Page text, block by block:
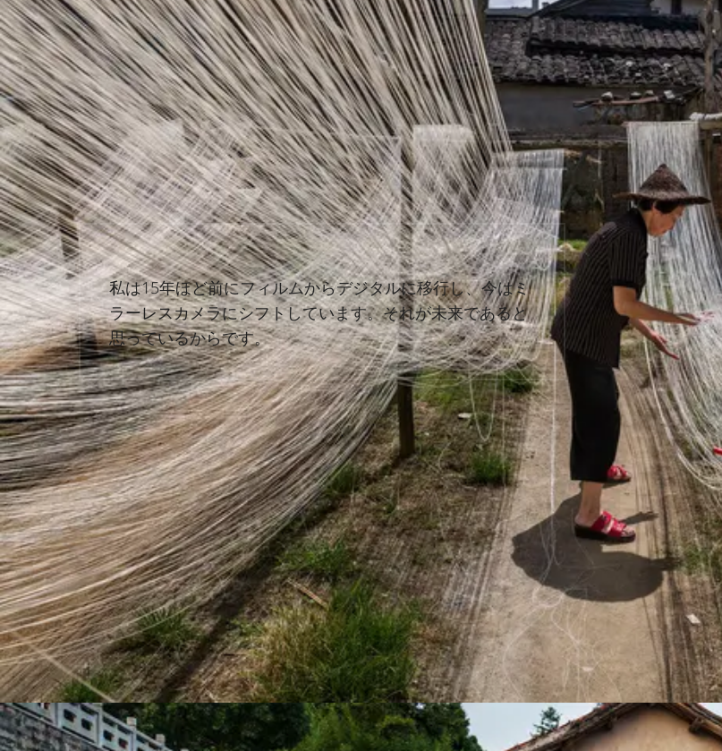
私は15年ほど前にフィルムからデジタルに移行し、今はミ
ラーレスカメラにシフトしています。それが未来であると
思っているからです。